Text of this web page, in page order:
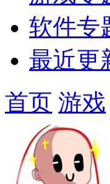
软件专
最近更
首页 游戏